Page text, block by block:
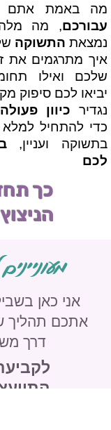
מה באמת אתם
עבורכם, מה
נמצאת התשוקה
איך מתרגמים את
שלכם ואילו
יביאו לכם סיפוק
נגדיר כיוון פעולה
כדי להתחיל
בתשוקה ועניין,
לכם
כך
אני כאן
אתכם תהליך
דרך